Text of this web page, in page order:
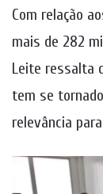
Com relação
mais de 282
Leite ressalta
tem se
relevância